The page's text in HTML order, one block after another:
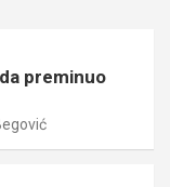
preminuo